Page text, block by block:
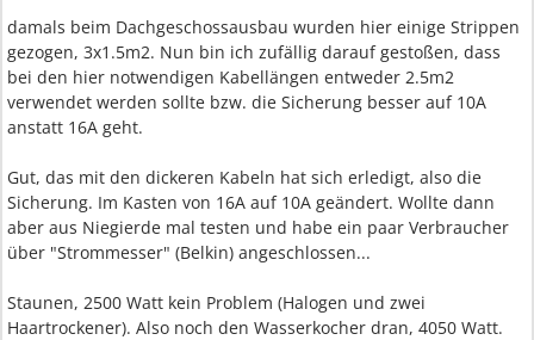
damals beim Dachgeschossausbau wurden hier einige Strippen
gezogen, 3x1.5m2. Nun bin ich zufällig darauf gestoßen, dass
bei den hier notwendigen Kabellängen entweder 2.5m2
verwendet werden sollte bzw. die Sicherung besser auf 10A
anstatt 16A geht.
Gut, das mit den dickeren Kabeln hat sich erledigt, also die
Sicherung. Im Kasten von 16A auf 10A geändert. Wollte dann
aber aus Niegierde mal testen und habe ein paar Verbraucher
über "Strommesser" (Belkin) angeschlossen...
Staunen, 2500 Watt kein Problem (Halogen und zwei
Haartrockener). Also noch den Wasserkocher dran, 4050 Watt.